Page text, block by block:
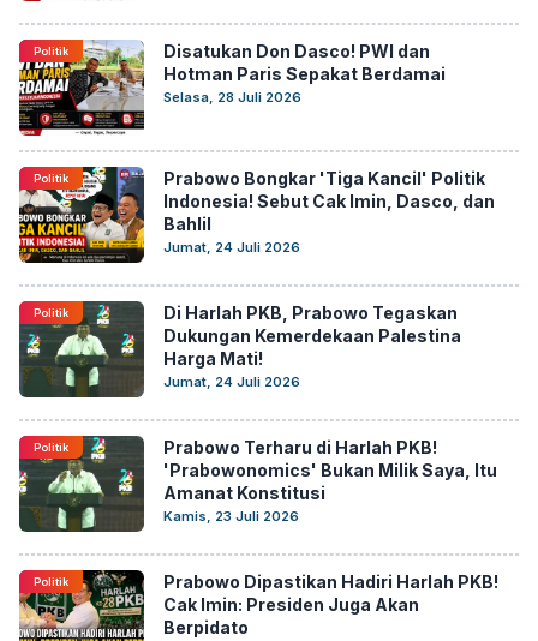
Politik
Disatukan Don Dasco! PWI dan
Hotman Paris Sepakat Berdamai
Selasa, 28 Juli 2026
Politik
Prabowo Bongkar 'Tiga Kancil' Politik
Indonesia! Sebut Cak Imin, Dasco, dan
Bahlil
Jumat, 24 Juli 2026
Politik
Di Harlah PKB, Prabowo Tegaskan
Dukungan Kemerdekaan Palestina
Harga Mati!
Jumat, 24 Juli 2026
Politik
Prabowo Terharu di Harlah PKB!
'Prabowonomics' Bukan Milik Saya, Itu
Amanat Konstitusi
Kamis, 23 Juli 2026
Politik
Prabowo Dipastikan Hadiri Harlah PKB!
Cak Imin: Presiden Juga Akan
Berpidato